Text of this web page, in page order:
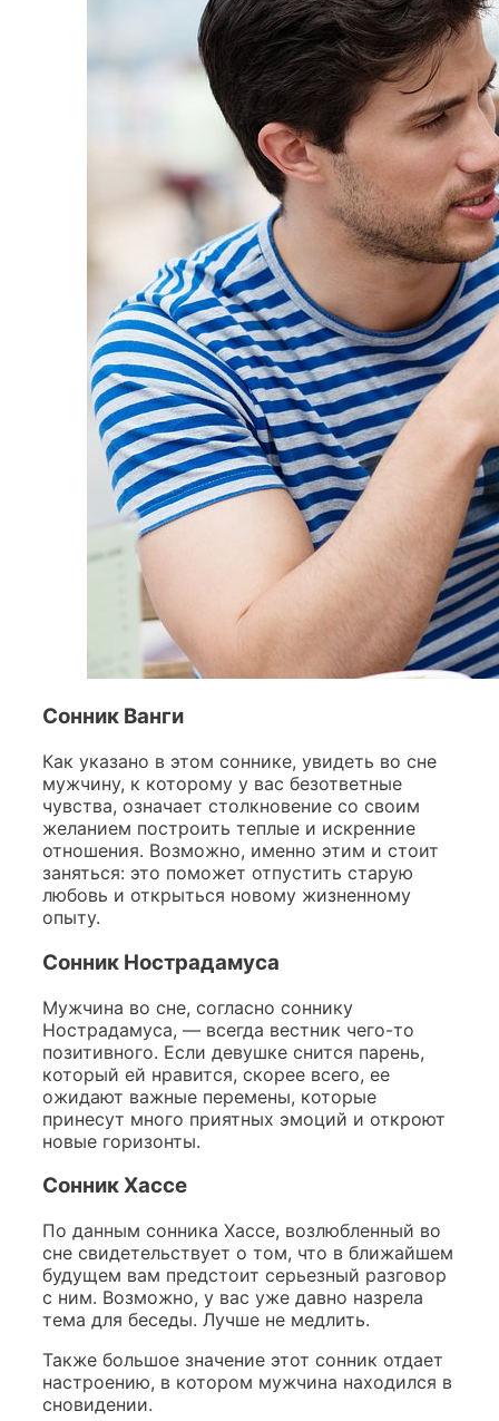
Cонник Ванги
Как указано в этом соннике, увидеть во сне
мужчину, к которому у вас безответные
чувства, означает столкновение со своим
желанием построить теплые и искренние
отношения. Возможно, именно этим и стоит
заняться: это поможет отпустить старую
любовь и открыться новому жизненному
опыту.
Сонник Нострадамуса
Мужчина во сне, согласно соннику
Нострадамуса, — всегда вестник чего-то
позитивного. Если девушке снится парень,
который ей нравится, скорее всего, ее
ожидают важные перемены, которые
принесут много приятных эмоций и откроют
новые горизонты.
Сонник Хассе
По данным сонника Хассе, возлюбленный во
сне свидетельствует о том, что в ближайшем
будущем вам предстоит серьезный разговор
с ним. Возможно, у вас уже давно назрела
тема для беседы. Лучше не медлить.
Также большое значение этот сонник отдает
настроению, в котором мужчина находился в
сновидении.